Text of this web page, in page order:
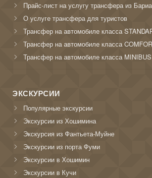
Прайс-лист на услугу трансфера из
О услуге трансфера для туристов
Трансфер на автомобиле класса
Трансфер на автомобиле класса
Трансфер на автомобиле класса MINIBUS
ЭКСКУРСИИ
Популярные экскурсии
Экскурсии из Хошимина
Экскурсия из Фантьета-Муйне
Экскурсии из порта Фуми
Экскурсии в Хошимин
Экскурсии в Кучи